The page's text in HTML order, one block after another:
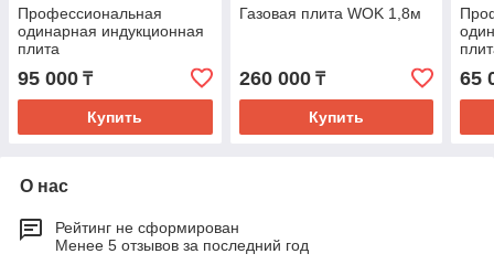
Профессиональная
одинарная индукционная
плита
95 000 ₸
Купить
Газовая плита WOK 1,8м
260 000₸
Купить
65
О нас
Рейтинг не сформирован
Менее 5 отзывов за последний год